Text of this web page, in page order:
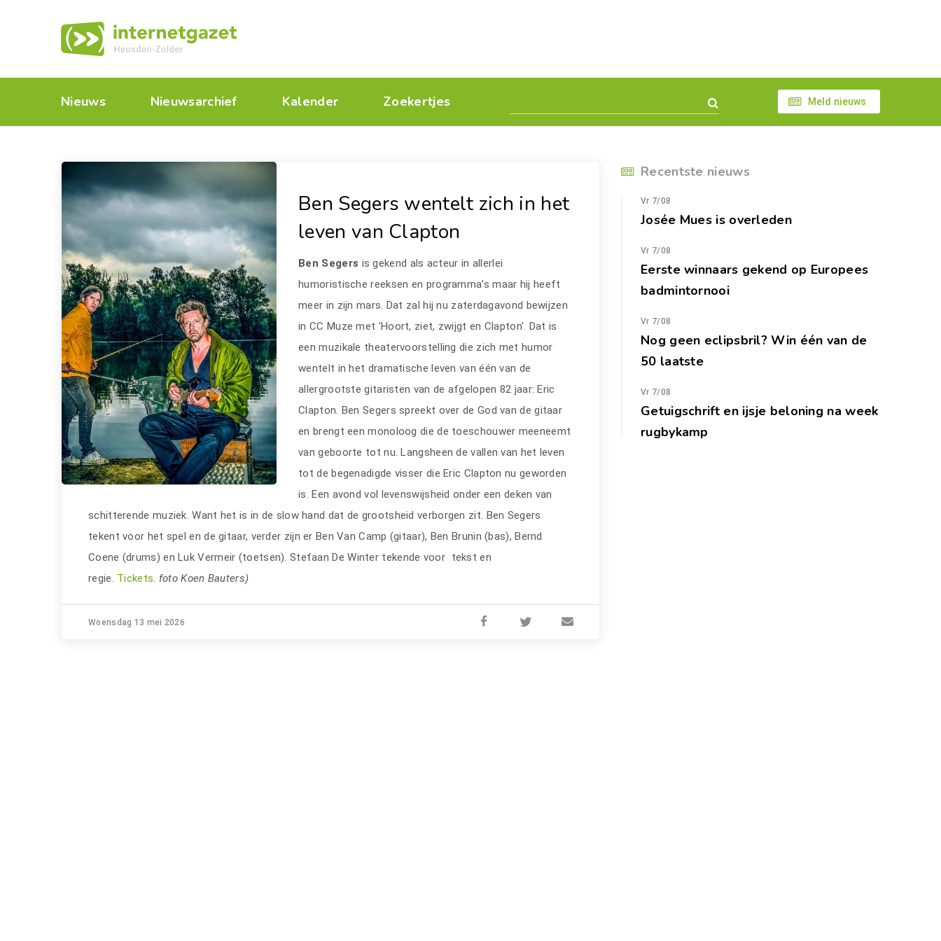
Nieuws Nieuwsarchief Kalender Zoekertjes Meld nieuws
Ben Segers wentelt zich in het
leven van Clapton
Ben Segers is gekend als acteur in allerlei
humoristische reeksen en programma’s maar hij heeft
meer in zijn mars. Dat zal hij nu zaterdagavond bewijzen
in CC Muze met 'Hoort, ziet, zwijgt en Clapton'. Dat is
een muzikale theatervoorstelling die zich met humor
wentelt in het dramatische leven van één van de
allergrootste gitaristen van de afgelopen 82 jaar: Eric
Clapton. Ben Segers spreekt over de God van de gitaar
en brengt een monoloog die de toeschouwer meeneemt
van geboorte tot nu. Langsheen de vallen van het leven
tot de begenadigde visser die Eric Clapton nu geworden
is. Een avond vol levenswijsheid onder een deken van
schitterende muziek. Want het is in de slow hand dat de grootsheid verborgen zit. Ben Segers
tekent voor het spel en de gitaar, verder zijn er Ben Van Camp (gitaar), Ben Brunin (bas), Bernd
Coene (drums) en Luk Vermeir (toetsen). Stefaan De Winter tekende voor tekst en
regie. Tickets. foto Koen Bauters)
Woensdag 13 mei 2026
Recentste nieuws
Vr 7/08
Josée Mues is overleden
Vr 7/08
Eerste winnaars gekend op Europees
badmintornooi
Vr 7/08
Nog geen eclipsbril? Win één van de
50 laatste
Vr 7/08
Getuigschrift en ijsje beloning na week
rugbykamp